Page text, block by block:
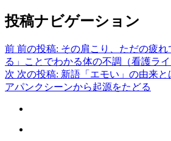
投稿ナビゲーション
前 前の投稿: その肩こり、ただの疲
る」ことでわかる体の不調（看護ライ
次 次の投稿: 新語「エモい」の由来と
アパンクシーンから起源をたどる